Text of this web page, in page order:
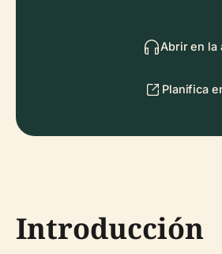
Abrir en la
Planifica
Introducción